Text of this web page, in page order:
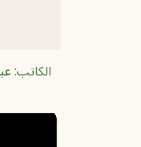
الكاتب: